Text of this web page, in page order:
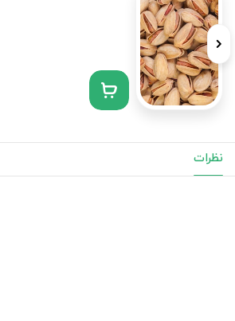
نظرات